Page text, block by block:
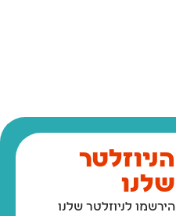
הניוזלטר
שלנו
הירשמו לניוזלטר שלנו